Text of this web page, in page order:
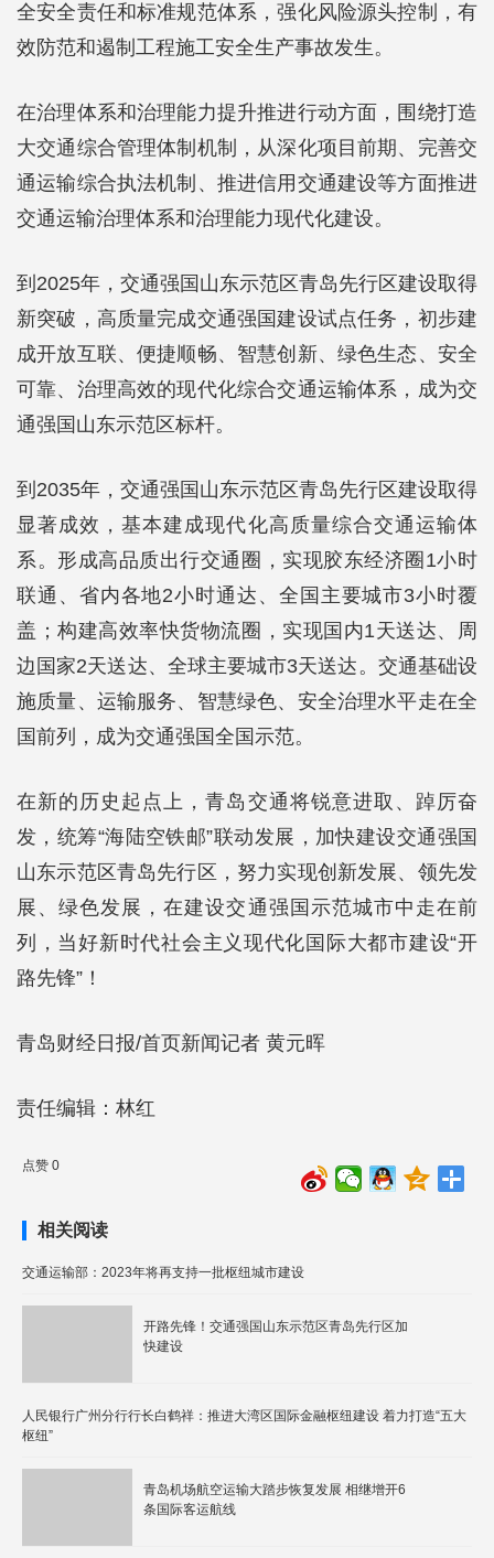
全安全责任和标准规范体系，强化风险源头控制，有
效防范和遏制工程施工安全生产事故发生。
在治理体系和治理能力提升推进行动方面，围绕打造
大交通综合管理体制机制，从深化项目前期、完善交
通运输综合执法机制、推进信用交通建设等方面推进
交通运输治理体系和治理能力现代化建设。
到2025年，交通强国山东示范区青岛先行区建设取得
新突破，高质量完成交通强国建设试点任务，初步建
成开放互联、便捷顺畅、智慧创新、绿色生态、安全
可靠、治理高效的现代化综合交通运输体系，成为交
通强国山东示范区标杆。
到2035年，交通强国山东示范区青岛先行区建设取得
显著成效，基本建成现代化高质量综合交通运输体
系。形成高品质出行交通圈，实现胶东经济圈1小时
联通、省内各地2小时通达、全国主要城市3小时覆
盖；构建高效率快货物流圈，实现国内1天送达、周
边国家2天送达、全球主要城市3天送达。交通基础设
施质量、运输服务、智慧绿色、安全治理水平走在全
国前列，成为交通强国全国示范。
在新的历史起点上，青岛交通将锐意进取、踔厉奋
发，统筹“海陆空铁邮”联动发展，加快建设交通强国
山东示范区青岛先行区，努力实现创新发展、领先发
展、绿色发展，在建设交通强国示范城市中走在前
列，当好新时代社会主义现代化国际大都市建设“开
路先锋”！
青岛财经日报/首页新闻记者 黄元晖
责任编辑：林红
点赞 0
相关阅读
交通运输部：2023年将再支持一批枢纽城市建设
开路先锋！交通强国山东示范区青岛先行区加
快建设
人民银行广州分行行长白鹤祥：推进大湾区国际金融枢纽建设 着力打造“五大
枢纽”
青岛机场航空运输大踏步恢复发展 相继增开6
条国际客运航线